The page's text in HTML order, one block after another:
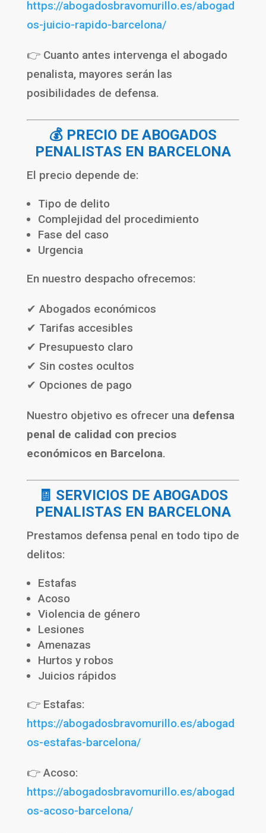
https://abogadosbravomurillo.es/abogad
os-juicio-rapido-barcelona/
👉 Cuanto antes intervenga el abogado
penalista, mayores serán las
posibilidades de defensa.
💰 PRECIO DE ABOGADOS
PENALISTAS EN BARCELONA
El precio depende de:
Tipo de delito
Complejidad del procedimiento
Fase del caso
Urgencia
En nuestro despacho ofrecemos:
✔ Abogados económicos
✔ Tarifas accesibles
✔ Presupuesto claro
✔ Sin costes ocultos
✔ Opciones de pago
Nuestro objetivo es ofrecer una defensa
penal de calidad con precios
económicos en Barcelona.
🧾 SERVICIOS DE ABOGADOS
PENALISTAS EN BARCELONA
Prestamos defensa penal en todo tipo de
delitos:
Estafas
Acoso
Violencia de género
Lesiones
Amenazas
Hurtos y robos
Juicios rápidos
👉 Estafas:
https://abogadosbravomurillo.es/abogad
os-estafas-barcelona/
👉 Acoso:
https://abogadosbravomurillo.es/abogad
os-acoso-barcelona/